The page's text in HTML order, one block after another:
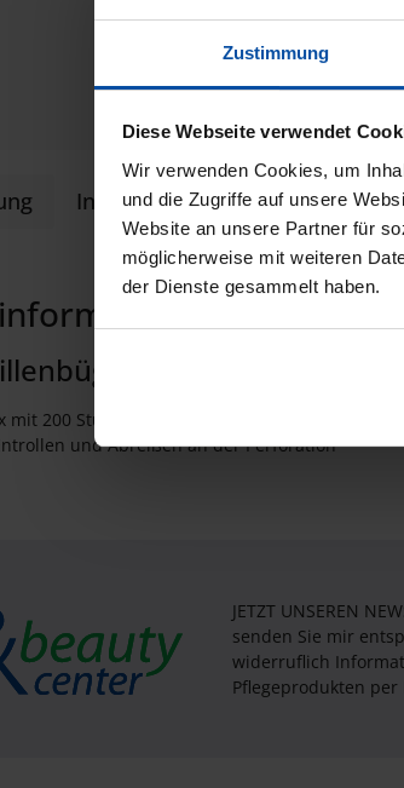
Zustimmung
Diese Webseite verwendet
Wir verwenden Cookies, um
und die Zugriffe auf unsere
Website an unsere Partner für
möglicherweise mit weiteren
der Dienste gesammelt haben.
Informationen zur
"Rondo
auf Rolle -
200 Stück (= 100 Paar)
und Abreißen an der Perforation
JETZT UNSEREN
senden Sie mir
widerruflich
Pflegeprodukten per